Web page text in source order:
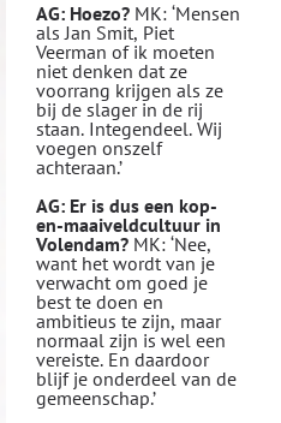
AG: Hoezo? MK: ‘Mensen
als Jan Smit, Piet
Veerman of ik moeten
niet denken dat ze
voorrang krijgen als ze
bij de slager in de rij
staan. Integendeel. Wij
voegen onszelf
achteraan.’
AG: Er is dus een kop-
en-maaiveldcultuur in
Volendam? MK: ‘Nee,
want het wordt van je
verwacht om goed je
best te doen en
ambitieus te zijn, maar
normaal zijn is wel een
vereiste. En daardoor
blijf je onderdeel van de
gemeenschap.’